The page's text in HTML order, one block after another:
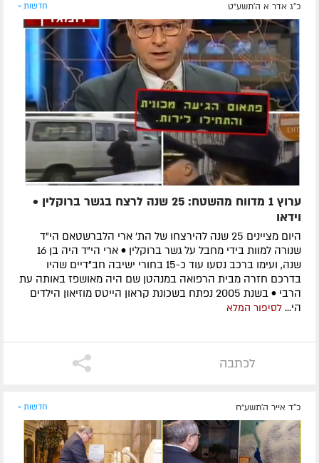
כ"ג אדר א ה׳תשע״ט חדשות »
ערוץ 1 מדווח מהשטח: 25 שנה לרצח בגשר ברוקלין •
וידאו
היום מציינים 25 שנה להירצחו של הת' ארי הלברשטאם הי"ד
שנורה למוות בידי מחבל על גשר ברוקלין • ארי הי"ד היה בן 16
שנה, ועימו ברכב נסעו עוד כ-15 בחורי ישיבה חב"דיים שהיו
בדרכם חזרה מבית הרפואה במנהטן שם היה מאושפז באותה עת
הרבי • בשנת 2005 נפתח בשכונת קראון הייטס מוזיאון הילדים
הי... לסיפור המלא
לכתבה
כ"ד אייר ה׳תשע״ח חדשות »